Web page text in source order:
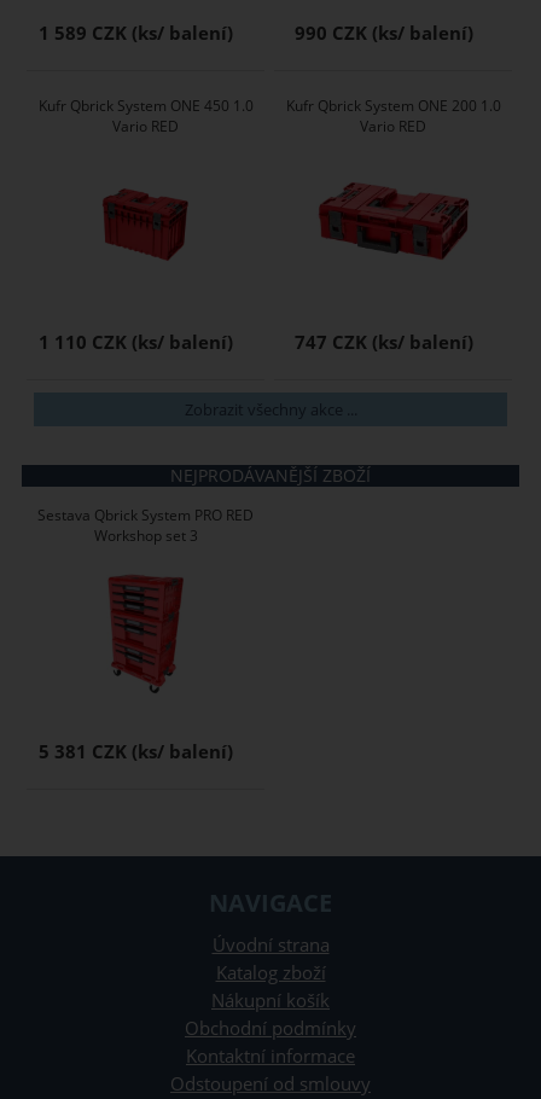
1 589 CZK 990 CZK
Kufr Qbrick System ONE 450 1.0
Vario RED
1 110 CZK
Kufr Qbrick System ONE 200 1.0
Vario RED
747 CZK
Zobrazit všechny akce ...
NEJPRODÁVANĚJŠÍ ZBOŽÍ
Sestava Qbrick System PRO RED
Workshop set 3
5 381 CZK
NAVIGACE
Úvodní strana
Katalog zboží
Nákupní košík
Obchodní podmínky
Kontaktní informace
Odstoupení od smlouvy